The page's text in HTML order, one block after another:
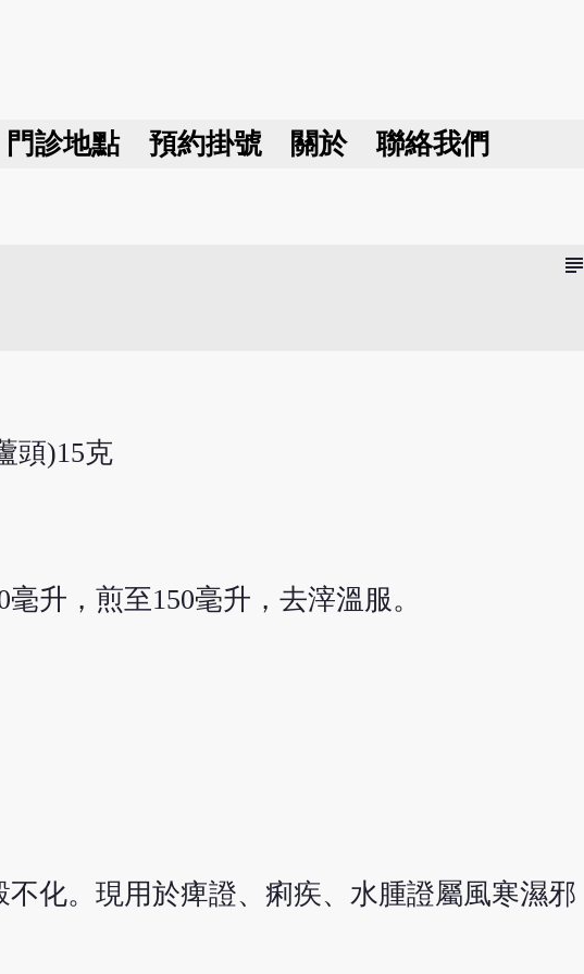
門診地點 預約掛號 關於 聯絡我們
subject
頭)15克
升，煎至150毫升，去滓溫服。
化。現用於痺證、痢疾、水腫證屬風寒濕邪